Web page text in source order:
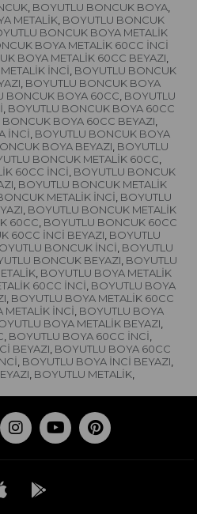
, BOYUTLU BONCUK BOYA,
METALİK, BOYUTLU BONCUK
BONCUK BOYA METALİK
BOYA METALİK 60CC İNCİ
BOYA METALİK 60CC BEYAZI,
İNCİ, BOYUTLU BONCUK
, BOYUTLU BONCUK BOYA
BONCUK BOYA 60CC, BOYUTLU
, BOYUTLU BONCUK BOYA 60CC
BONCUK BOYA 60CC BEYAZI,
İNCİ, BOYUTLU BONCUK BOYA
BOYA BEYAZI, BOYUTLU
BONCUK METALİK 60CC,
60CC İNCİ, BOYUTLU BONCUK
, BOYUTLU BONCUK METALİK
METALİK İNCİ, BOYUTLU
, BOYUTLU BONCUK METALİK
60CC, BOYUTLU BONCUK 60CC
60CC İNCİ BEYAZI, BOYUTLU
BONCUK İNCİ, BOYUTLU
BONCUK BEYAZI, BOYUTLU
, BOYUTLU BOYA METALİK
60CC İNCİ, BOYUTLU BOYA
, BOYUTLU BOYA METALİK 60CC
METALİK İNCİ, BOYUTLU BOYA
BOYA METALİK BEYAZI,
, BOYUTLU BOYA 60CC İNCİ,
BEYAZI, BOYUTLU BOYA 60CC
, BOYUTLU BOYA İNCİ BEYAZI,
, BOYUTLU METALİK,